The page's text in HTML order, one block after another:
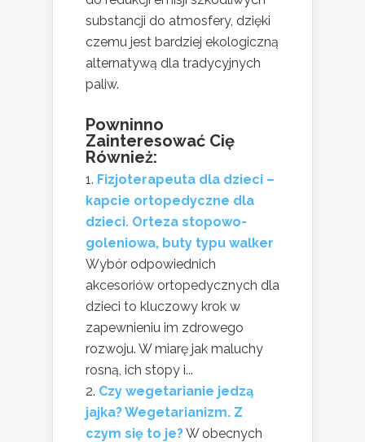
substancji do atmosfery, dzięki
czemu jest bardziej ekologiczną
alternatywą dla tradycyjnych
paliw.
Powninno
Zainteresować Cię
Również:
Fizjoterapeuta dla dzieci –
kapcie ortopedyczne dla
dzieci. Orteza stopowo-
goleniowa, buty typu walker
Wybór odpowiednich
akcesoriów ortopedycznych dla
dzieci to kluczowy krok w
zapewnieniu im zdrowego
rozwoju. W miarę jak maluchy
rosną, ich stopy i...
Czy wegetarianie jedzą
jajka? Wegetarianizm. Z
czym się to je?W obecnych